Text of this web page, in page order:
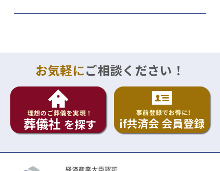
お気軽にご相談ください！
理想のご葬儀を実現！
葬儀社 を探す
事前登録でお得に!
if共済会 会員登録